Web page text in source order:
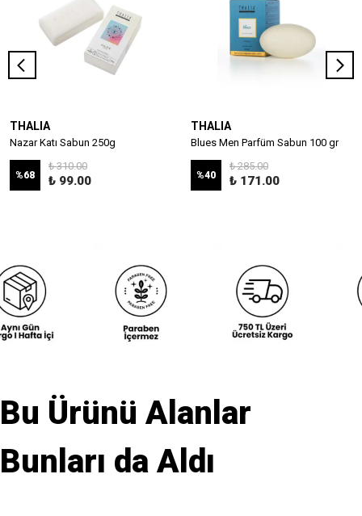
THALIA
Nazar Katı Sabun 250g
%68
₺ 310.00
₺ 99.00
THALIA
Blues Men Parfüm Sabun 100 gr
%40
₺ 285.00
₺ 171.00
Bu Ürünü Alanlar
Bunları da Aldı